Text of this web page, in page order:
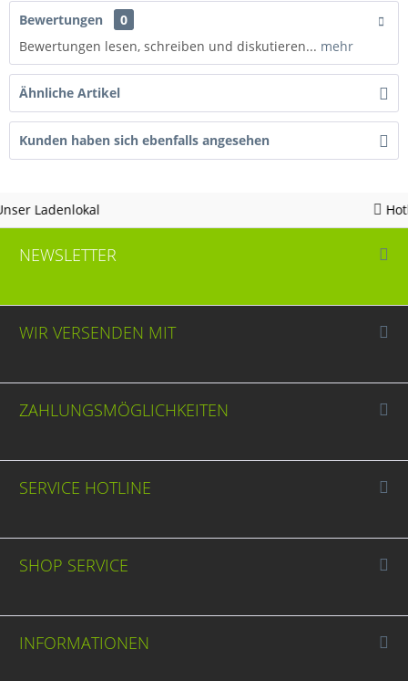
Bewertungen
0
Bewertungen lesen, schreiben und diskutieren... mehr
Ähnliche Artikel
Kunden haben sich ebenfalls angesehen
Hotline 05963 - 982823
NEWSLETTER
WIR VERSENDEN MIT
ZAHLUNGSMÖGLICHKEITEN
SERVICE HOTLINE
SHOP SERVICE
INFORMATIONEN